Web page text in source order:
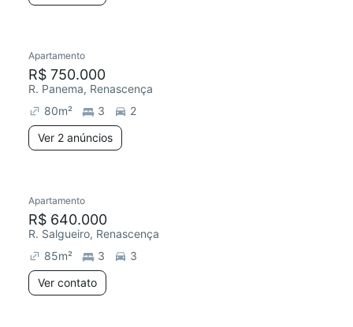
Apartamento
R$ 750.000
R. Panema, Renascença
80m² 3
2
Ver 2 anúncios
Apartamento
R$ 640.000
R. Salgueiro, Renascença
85m² 3
3
Ver contato